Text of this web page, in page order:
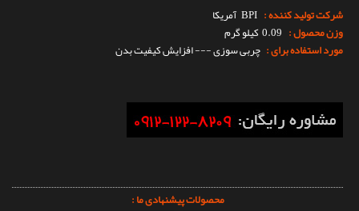
شرکت تولید کننده : BPI آمریکا
وزن محصول : 0.09 کیلو گرم
مورد استفاده برای : چربی سوزی --- افزایش کیفیت بدن
محصولات پیشنهادی ما :